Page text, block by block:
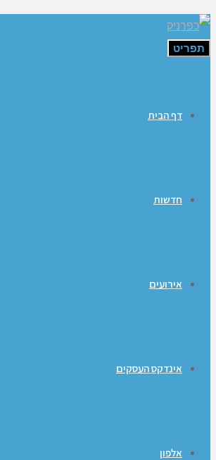
תפריט
דף הבית
חדשות
אירועים
אינדקס העסקים
אלפון